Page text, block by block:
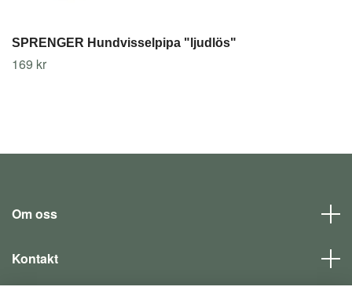
SPRENGER Hundvisselpipa "ljudlös"
169 kr
Om oss
Kontakt